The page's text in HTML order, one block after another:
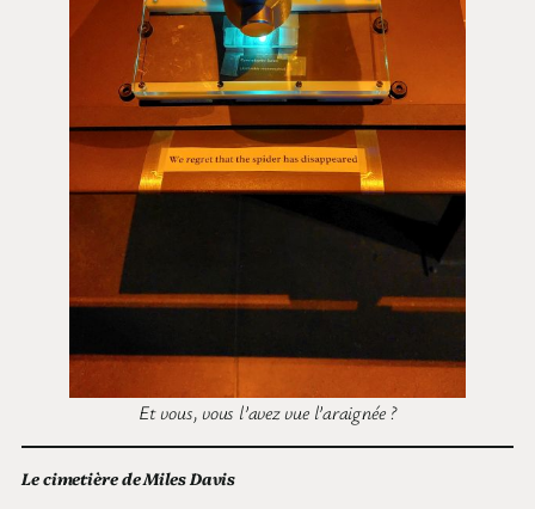
Et vous, vous l’avez vue l’araignée ?
Le cimetière de Miles Davis